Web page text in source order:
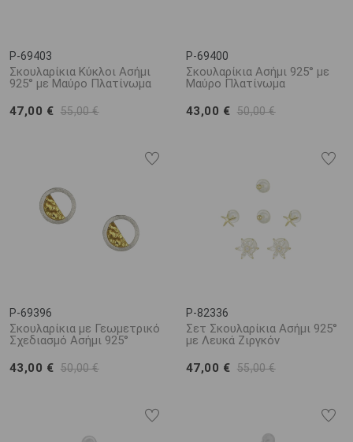
P-69403
Σκουλαρίκια Κύκλοι Ασήμι
925° με Μαύρο Πλατίνωμα
47,00 € 55,00 €
P-69400
Σκουλαρίκια Ασήμι 925° με
Μαύρο Πλατίνωμα
43,00 € 50,00 €
P-69396
Σκουλαρίκια με Γεωμετρικό
Σχεδιασμό Ασήμι 925°
43,00 € 50,00 €
P-82336
Σετ Σκουλαρίκια Ασήμι 925°
με Λευκά Ζιργκόν
47,00 € 55,00 €